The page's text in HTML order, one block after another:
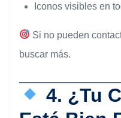
Iconos visibles en
Si no pueden
buscar más.
4. ¿Tu